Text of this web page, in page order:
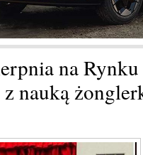
na
z nauką